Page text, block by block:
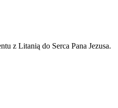
z Litanią do Serca Pana Jezusa.